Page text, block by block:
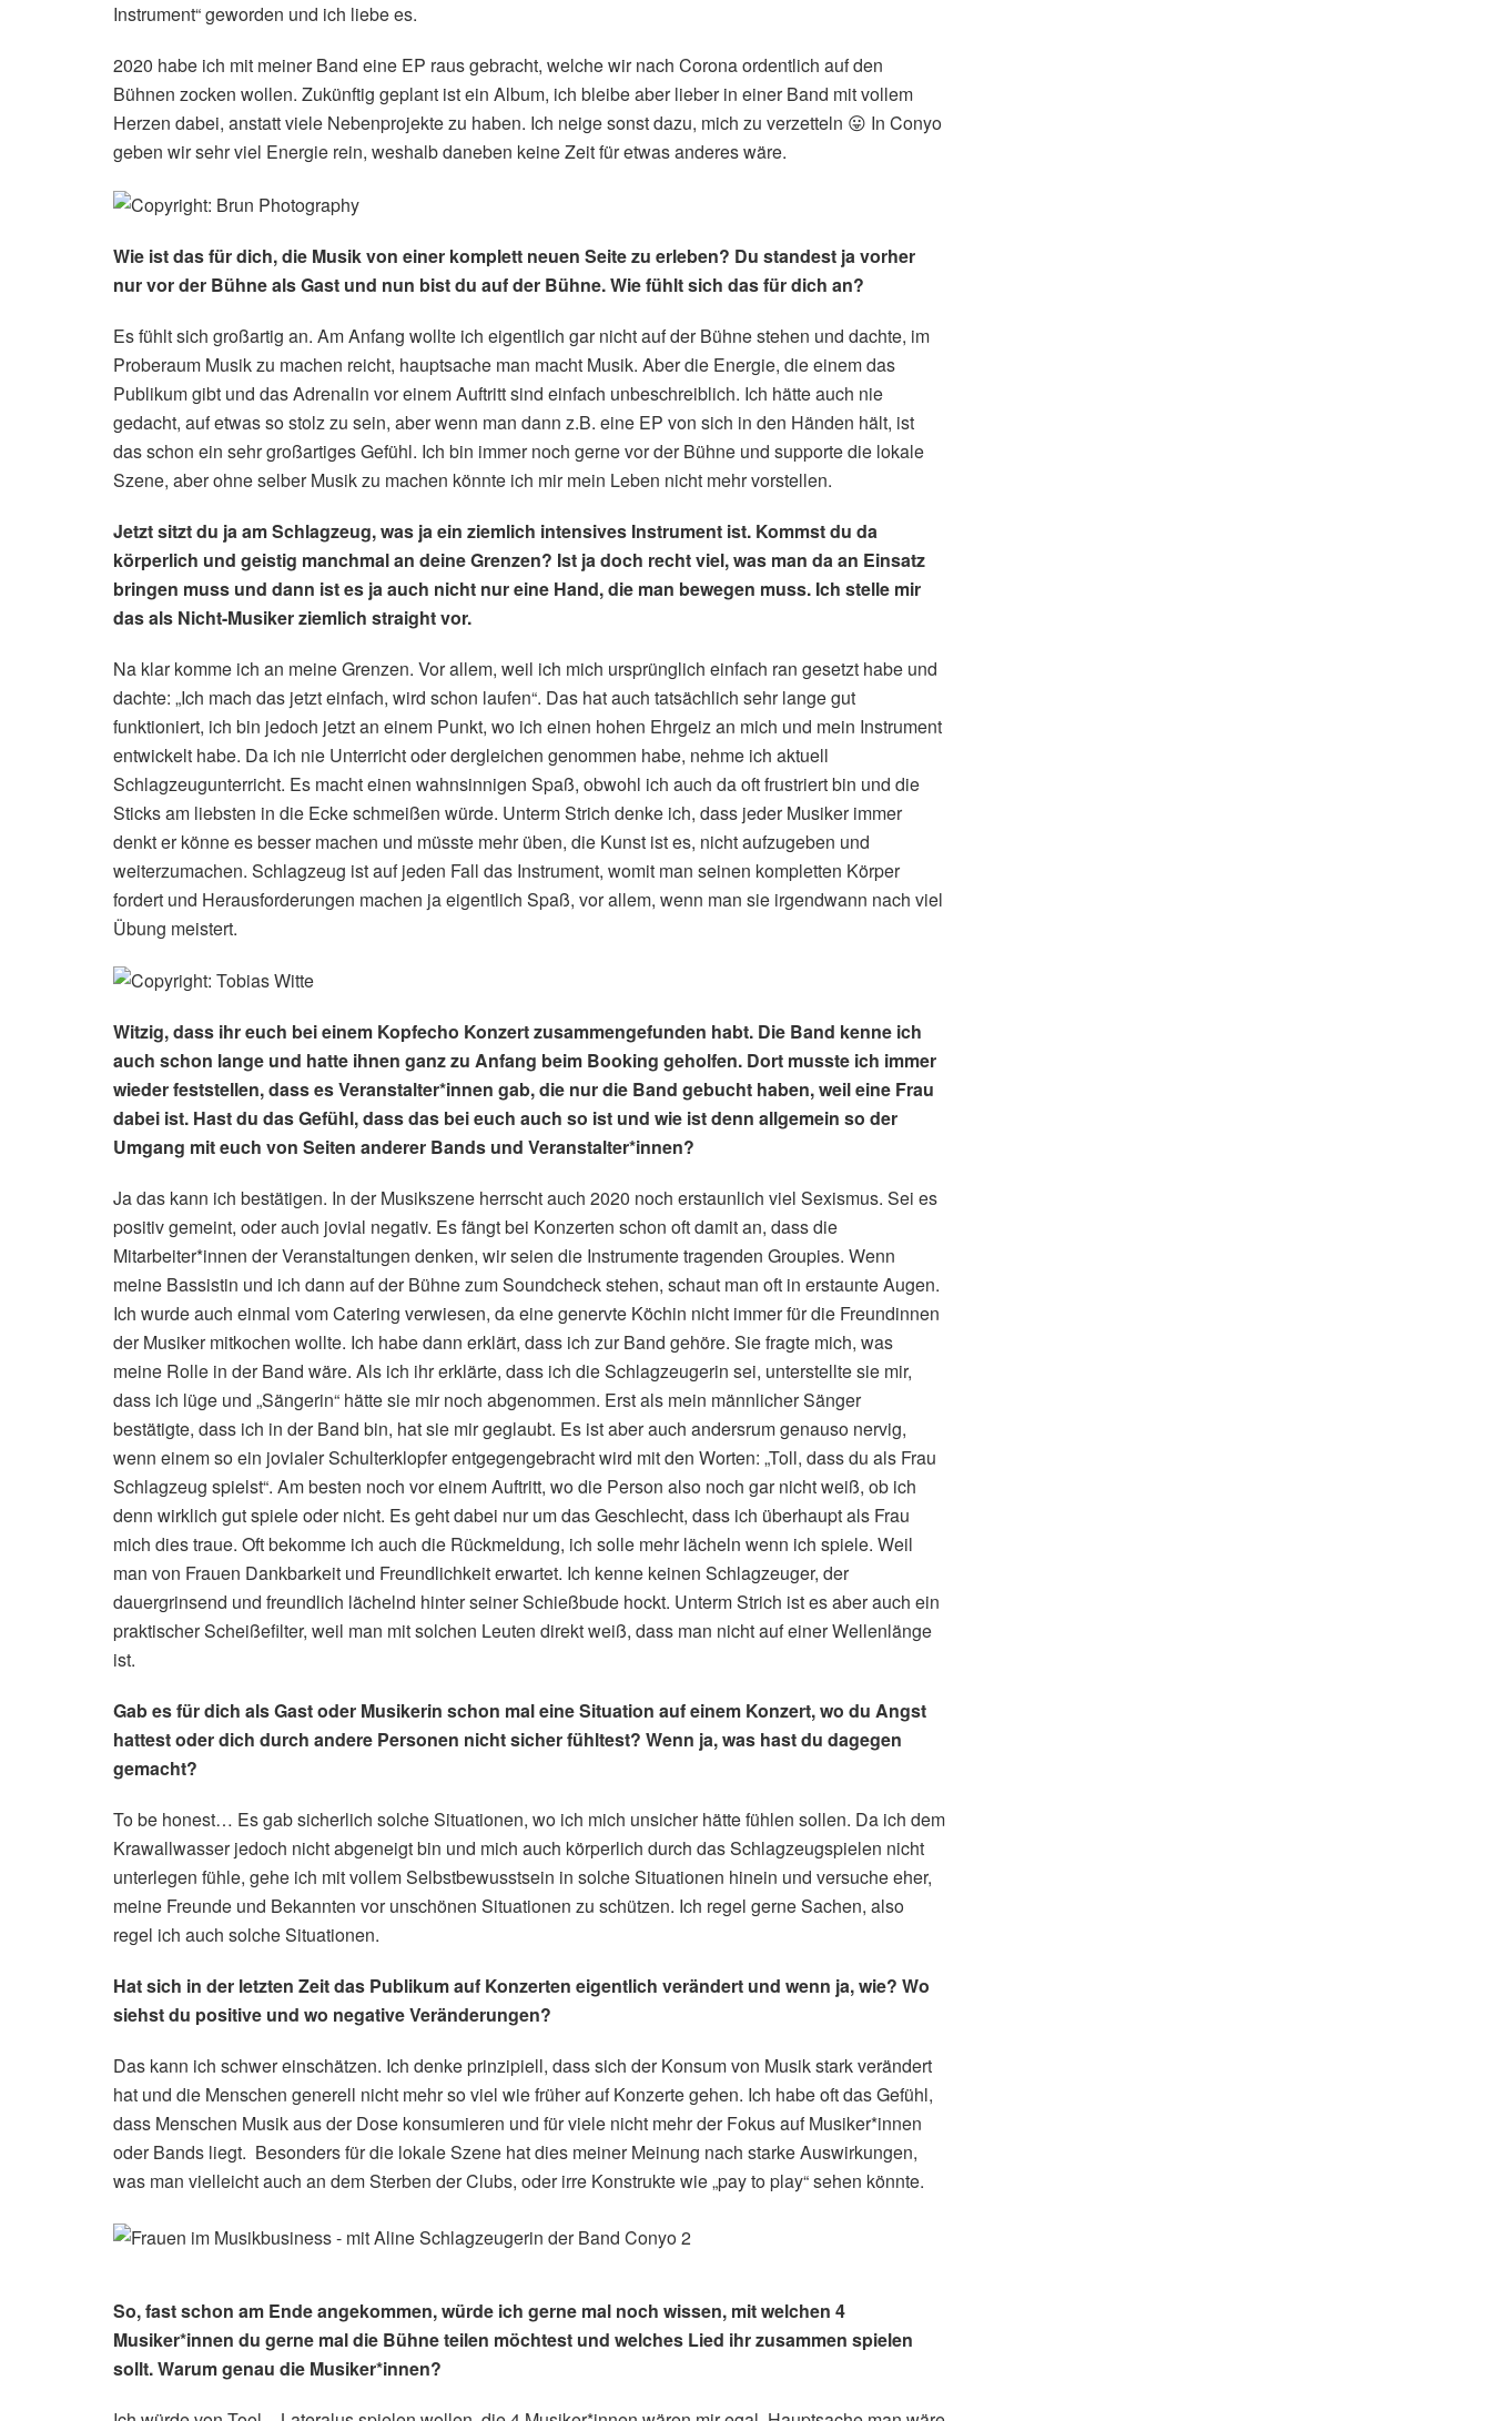
Instrument“ geworden und ich liebe es.
2020 habe ich mit meiner Band eine EP raus gebracht, welche wir nach Corona ordentlich auf den
Bühnen zocken wollen. Zukünftig geplant ist ein Album, ich bleibe aber lieber in einer Band mit vollem
Herzen dabei, anstatt viele Nebenprojekte zu haben. Ich neige sonst dazu, mich zu verzetteln 😛 In Conyo
geben wir sehr viel Energie rein, weshalb daneben keine Zeit für etwas anderes wäre.
Wie ist das für dich, die Musik von einer komplett neuen Seite zu erleben? Du standest ja vorher
nur vor der Bühne als Gast und nun bist du auf der Bühne. Wie fühlt sich das für dich an?
Es fühlt sich großartig an. Am Anfang wollte ich eigentlich gar nicht auf der Bühne stehen und dachte, im
Proberaum Musik zu machen reicht, hauptsache man macht Musik. Aber die Energie, die einem das
Publikum gibt und das Adrenalin vor einem Auftritt sind einfach unbeschreiblich. Ich hätte auch nie
gedacht, auf etwas so stolz zu sein, aber wenn man dann z.B. eine EP von sich in den Händen hält, ist
das schon ein sehr großartiges Gefühl. Ich bin immer noch gerne vor der Bühne und supporte die lokale
Szene, aber ohne selber Musik zu machen könnte ich mir mein Leben nicht mehr vorstellen.
Jetzt sitzt du ja am Schlagzeug, was ja ein ziemlich intensives Instrument ist. Kommst du da
körperlich und geistig manchmal an deine Grenzen? Ist ja doch recht viel, was man da an Einsatz
bringen muss und dann ist es ja auch nicht nur eine Hand, die man bewegen muss. Ich stelle mir
das als Nicht-Musiker ziemlich straight vor.
Na klar komme ich an meine Grenzen. Vor allem, weil ich mich ursprünglich einfach ran gesetzt habe und
dachte: „Ich mach das jetzt einfach, wird schon laufen“. Das hat auch tatsächlich sehr lange gut
funktioniert, ich bin jedoch jetzt an einem Punkt, wo ich einen hohen Ehrgeiz an mich und mein Instrument
entwickelt habe. Da ich nie Unterricht oder dergleichen genommen habe, nehme ich aktuell
Schlagzeugunterricht. Es macht einen wahnsinnigen Spaß, obwohl ich auch da oft frustriert bin und die
Sticks am liebsten in die Ecke schmeißen würde. Unterm Strich denke ich, dass jeder Musiker immer
denkt er könne es besser machen und müsste mehr üben, die Kunst ist es, nicht aufzugeben und
weiterzumachen. Schlagzeug ist auf jeden Fall das Instrument, womit man seinen kompletten Körper
fordert und Herausforderungen machen ja eigentlich Spaß, vor allem, wenn man sie irgendwann nach viel
Übung meistert.
Witzig, dass ihr euch bei einem Kopfecho Konzert zusammengefunden habt. Die Band kenne ich
auch schon lange und hatte ihnen ganz zu Anfang beim Booking geholfen. Dort musste ich immer
wieder feststellen, dass es Veranstalter*innen gab, die nur die Band gebucht haben, weil eine Frau
dabei ist. Hast du das Gefühl, dass das bei euch auch so ist und wie ist denn allgemein so der
Umgang mit euch von Seiten anderer Bands und Veranstalter*innen?
Ja das kann ich bestätigen. In der Musikszene herrscht auch 2020 noch erstaunlich viel Sexismus. Sei es
positiv gemeint, oder auch jovial negativ. Es fängt bei Konzerten schon oft damit an, dass die
Mitarbeiter*innen der Veranstaltungen denken, wir seien die Instrumente tragenden Groupies. Wenn
meine Bassistin und ich dann auf der Bühne zum Soundcheck stehen, schaut man oft in erstaunte Augen.
Ich wurde auch einmal vom Catering verwiesen, da eine genervte Köchin nicht immer für die Freundinnen
der Musiker mitkochen wollte. Ich habe dann erklärt, dass ich zur Band gehöre. Sie fragte mich, was
meine Rolle in der Band wäre. Als ich ihr erklärte, dass ich die Schlagzeugerin sei, unterstellte sie mir,
dass ich lüge und „Sängerin“ hätte sie mir noch abgenommen. Erst als mein männlicher Sänger
bestätigte, dass ich in der Band bin, hat sie mir geglaubt. Es ist aber auch andersrum genauso nervig,
wenn einem so ein jovialer Schulterklopfer entgegengebracht wird mit den Worten: „Toll, dass du als Frau
Schlagzeug spielst“. Am besten noch vor einem Auftritt, wo die Person also noch gar nicht weiß, ob ich
denn wirklich gut spiele oder nicht. Es geht dabei nur um das Geschlecht, dass ich überhaupt als Frau
mich dies traue. Oft bekomme ich auch die Rückmeldung, ich solle mehr lächeln wenn ich spiele. Weil
man von Frauen Dankbarkeit und Freundlichkeit erwartet. Ich kenne keinen Schlagzeuger, der
dauergrinsend und freundlich lächelnd hinter seiner Schießbude hockt. Unterm Strich ist es aber auch ein
praktischer Scheißefilter, weil man mit solchen Leuten direkt weiß, dass man nicht auf einer Wellenlänge
ist.
Gab es für dich als Gast oder Musikerin schon mal eine Situation auf einem Konzert, wo du Angst
hattest oder dich durch andere Personen nicht sicher fühltest? Wenn ja, was hast du dagegen
gemacht?
To be honest… Es gab sicherlich solche Situationen, wo ich mich unsicher hätte fühlen sollen. Da ich dem
Krawallwasser jedoch nicht abgeneigt bin und mich auch körperlich durch das Schlagzeugspielen nicht
unterlegen fühle, gehe ich mit vollem Selbstbewusstsein in solche Situationen hinein und versuche eher,
meine Freunde und Bekannten vor unschönen Situationen zu schützen. Ich regel gerne Sachen, also
regel ich auch solche Situationen.
Hat sich in der letzten Zeit das Publikum auf Konzerten eigentlich verändert und wenn ja, wie? Wo
siehst du positive und wo negative Veränderungen?
Das kann ich schwer einschätzen. Ich denke prinzipiell, dass sich der Konsum von Musik stark verändert
hat und die Menschen generell nicht mehr so viel wie früher auf Konzerte gehen. Ich habe oft das Gefühl,
dass Menschen Musik aus der Dose konsumieren und für viele nicht mehr der Fokus auf Musiker*innen
oder Bands liegt. Besonders für die lokale Szene hat dies meiner Meinung nach starke Auswirkungen,
was man vielleicht auch an dem Sterben der Clubs, oder irre Konstrukte wie „pay to play“ sehen könnte.
So, fast schon am Ende angekommen, würde ich gerne mal noch wissen, mit welchen 4
Musiker*innen du gerne mal die Bühne teilen möchtest und welches Lied ihr zusammen spielen
sollt. Warum genau die Musiker*innen?